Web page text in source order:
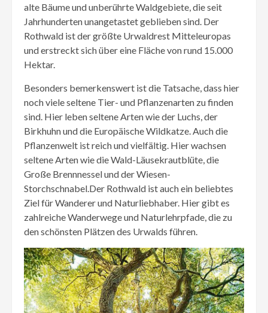
alte Bäume und unberührte Waldgebiete, die seit
Jahrhunderten unangetastet geblieben sind. Der
Rothwald ist der größte Urwaldrest Mitteleuropas
und erstreckt sich über eine Fläche von rund 15.000
Hektar.
Besonders bemerkenswert ist die Tatsache, dass hier
noch viele seltene Tier- und Pflanzenarten zu finden
sind. Hier leben seltene Arten wie der Luchs, der
Birkhuhn und die Europäische Wildkatze. Auch die
Pflanzenwelt ist reich und vielfältig. Hier wachsen
seltene Arten wie die Wald-Läusekrautblüte, die
Große Brennnessel und der Wiesen-
Storchschnabel.Der Rothwald ist auch ein beliebtes
Ziel für Wanderer und Naturliebhaber. Hier gibt es
zahlreiche Wanderwege und Naturlehrpfade, die zu
den schönsten Plätzen des Urwalds führen.